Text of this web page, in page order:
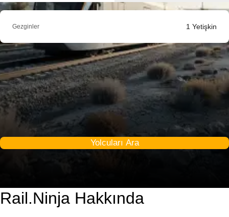
Gezginler 1 Yetişkin
Yolcuları Ara
Rail.Ninja Hakkında